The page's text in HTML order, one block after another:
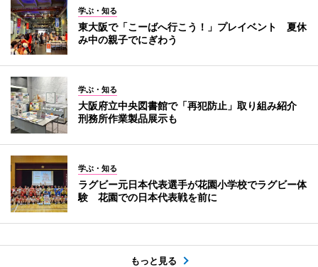
学ぶ・知る
東大阪で「こーばへ行こう！」プレイベント 夏休
み中の親子でにぎわう
学ぶ・知る
大阪府立中央図書館で「再犯防止」取り組み紹介
刑務所作業製品展示も
学ぶ・知る
ラグビー元日本代表選手が花園小学校でラグビー体
験 花園での日本代表戦を前に
もっと見る